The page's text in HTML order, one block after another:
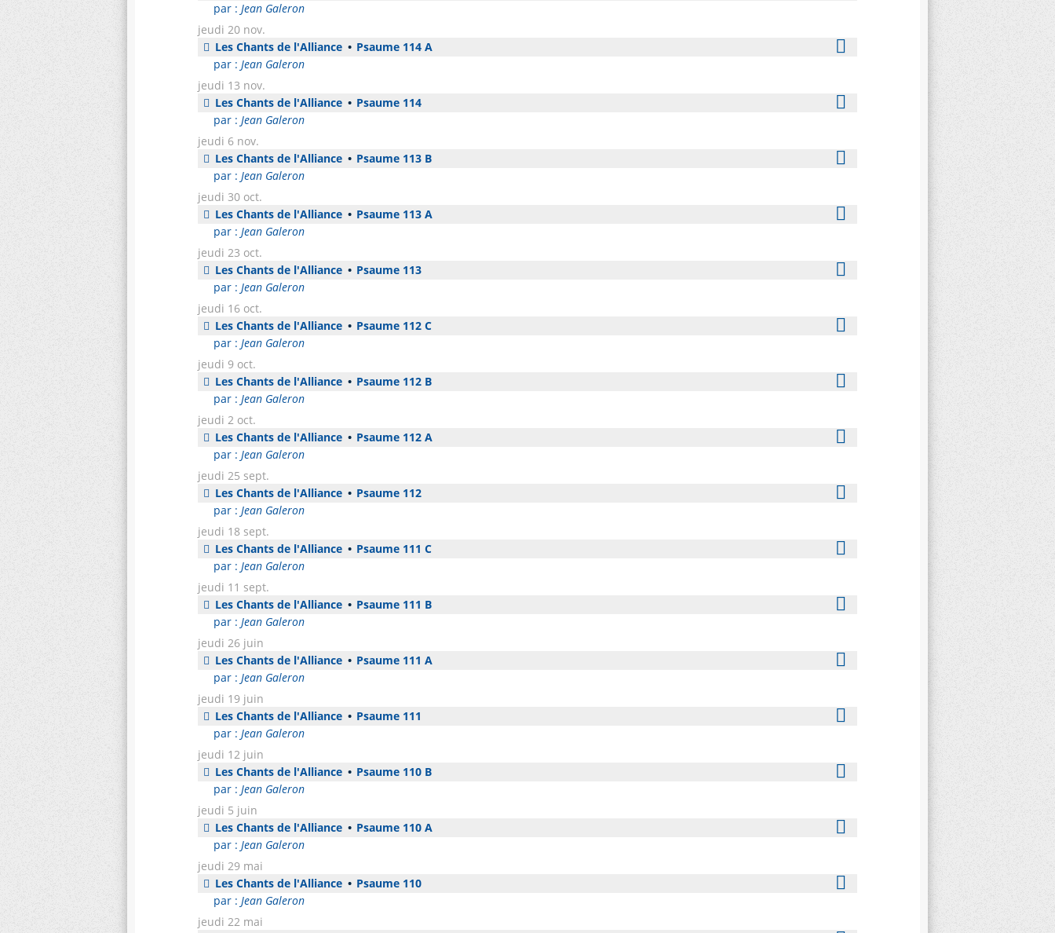
par : Jean Galeron
jeudi 20 nov.
Les Chants de l'Alliance • Psaume 114 A
par : Jean Galeron
jeudi 13 nov.
Les Chants de l'Alliance • Psaume 114
par : Jean Galeron
jeudi 6 nov.
Les Chants de l'Alliance • Psaume 113 B
par : Jean Galeron
jeudi 30 oct.
Les Chants de l'Alliance • Psaume 113 A
par : Jean Galeron
jeudi 23 oct.
Les Chants de l'Alliance • Psaume 113
par : Jean Galeron
jeudi 16 oct.
Les Chants de l'Alliance • Psaume 112 C
par : Jean Galeron
jeudi 9 oct.
Les Chants de l'Alliance • Psaume 112 B
par : Jean Galeron
jeudi 2 oct.
Les Chants de l'Alliance • Psaume 112 A
par : Jean Galeron
jeudi 25 sept.
Les Chants de l'Alliance • Psaume 112
par : Jean Galeron
jeudi 18 sept.
Les Chants de l'Alliance • Psaume 111 C
par : Jean Galeron
jeudi 11 sept.
Les Chants de l'Alliance • Psaume 111 B
par : Jean Galeron
jeudi 26 juin
Les Chants de l'Alliance • Psaume 111 A
par : Jean Galeron
jeudi 19 juin
Les Chants de l'Alliance • Psaume 111
par : Jean Galeron
jeudi 12 juin
Les Chants de l'Alliance • Psaume 110 B
par : Jean Galeron
jeudi 5 juin
Les Chants de l'Alliance • Psaume 110 A
par : Jean Galeron
jeudi 29 mai
Les Chants de l'Alliance • Psaume 110
par : Jean Galeron
jeudi 22 mai